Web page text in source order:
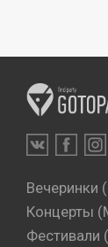
Вечеринки
Концерты
Фестивали